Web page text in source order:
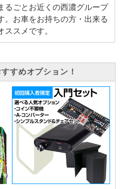
るごとお近くの西濃グループ
。お車をお持ちの方・出来る
ススメです。
すめオプション！